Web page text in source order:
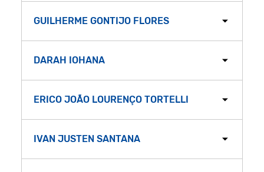
GUILHERME GONTIJO FLORES
DARAH IOHANA
ERICO JOÃO LOURENÇO TORTELLI
IVAN JUSTEN SANTANA